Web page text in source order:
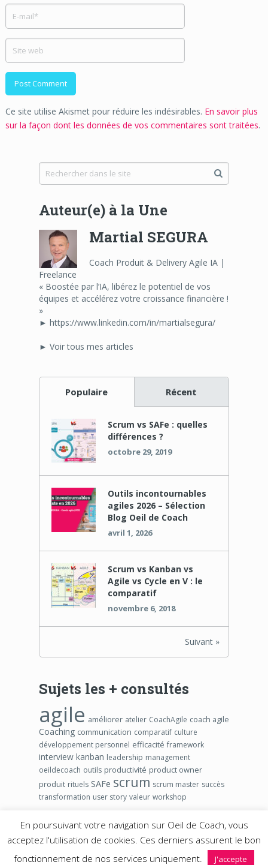
Ce site utilise Akismet pour réduire les indésirables. En savoir plus
sur la façon dont les données de vos commentaires sont traitées.
Auteur(e) à la Une
Martial SEGURA
Coach Produit & Delivery Agile IA |
Freelance
« Boostée par l’IA, libérez le potentiel de vos
équipes et accélérez votre croissance financière !
»
► https://www.linkedin.com/in/martialsegura/
► Voir tous mes articles
Populaire Récent
Scrum vs SAFe : quelles
différences ?
octobre 29, 2019
Outils incontournables
agiles 2026 – Sélection
Blog Oeil de Coach
avril 1, 2026
Scrum vs Kanban vs
Agile vs Cycle en V : le
comparatif
novembre 6, 2018
Suivant »
Sujets les + consultés
agile améliorer atelier CoachAgile coach agile
Coaching communication comparatif culture
développement personnel efficacité framework
interview kanban leadership management
oeildecoach outils productivité product owner
produit rituels SAFe scrum scrum master succès
transformation user story valeur workshop
2026 ©Blog Agile Oeil de Coach – www.oeildecoach.com
En poursuivant votre navigation sur Oeil de Coach, vous
acceptez l'utilisation de cookies. Ces derniers assurent le bon
fonctionnement de nos services uniquement.
J'accepte